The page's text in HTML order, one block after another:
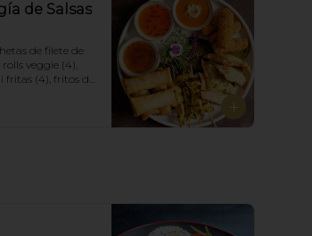
de Salsas
de filete de
veggie (4),
(4), fritos de
Salsa de Maní y